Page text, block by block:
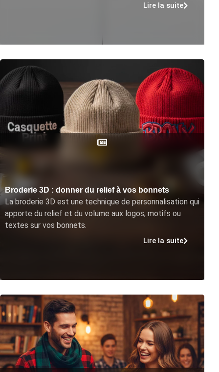
Lire la suite
Broderie 3D : donner du relief à vos bonnets
La broderie 3D est une technique de personnalisation qui
apporte du relief et du volume aux logos, motifs ou
textes sur vos bonnets.
Lire la suite